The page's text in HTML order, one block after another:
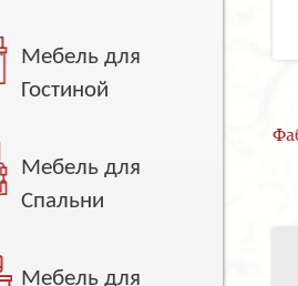
Мебель для
Гостиной
Мебель для
Спальни
Мебель для